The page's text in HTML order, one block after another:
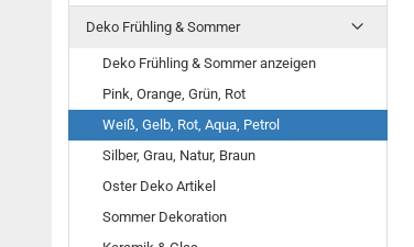
Deko Frühling & Sommer
Deko Frühling & Sommer anzeigen
Pink, Orange, Grün, Rot
Weiß, Gelb, Rot, Aqua, Petrol
Silber, Grau, Natur, Braun
Oster Deko Artikel
Sommer Dekoration